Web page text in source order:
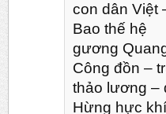
con dân Việt
Bao thế hệ
gương
Công đồn –
thảo lương
Hừng hực khí